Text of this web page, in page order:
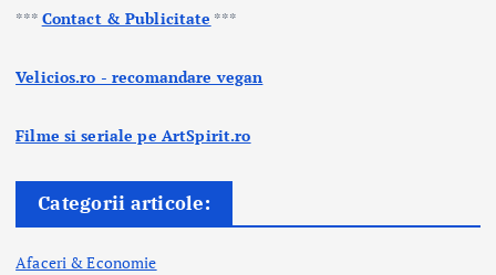
a
i
a
*** Contact & Publicitate ***
Velicios.ro - recomandare vegan
Filme si seriale pe ArtSpirit.ro
Categorii articole:
Afaceri & Economie